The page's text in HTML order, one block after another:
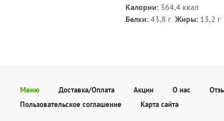
Калории:364,4 ккал
Белки:43,8 г Жиры: 13,2 г
Меню Доставка/Оплата Акции О нас
Пользовательское соглашение
Карта сайта